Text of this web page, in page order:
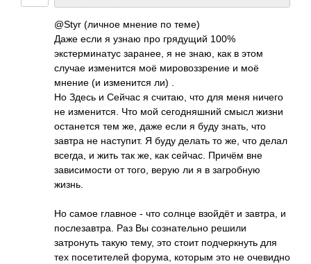
@Styr (личное мнение по теме)
Даже если я узнаю про грядущий 100%
экстерминатус заранее, я не знаю, как в этом
случае изменится моё мировоззрение и моё
мнение (и изменится ли) .
Но Здесь и Сейчас я считаю, что для меня ничего
не изменится. Что мой сегодняшний смысл жизни
останется тем же, даже если я буду знать, что
завтра не наступит. Я буду делать то же, что делал
всегда, и жить так же, как сейчас. Причём вне
зависимости от того, верую ли я в загробную
жизнь.
Но самое главное - что солнце взойдёт и завтра, и
послезавтра. Раз Вы сознательно решили
затронуть такую тему, это стоит подчеркнуть для
тех посетителей форума, которым это не очевидно